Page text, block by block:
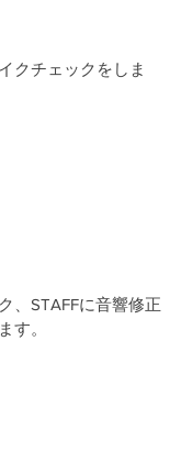
クチェックをしま
、STAFFに音響修正
す。